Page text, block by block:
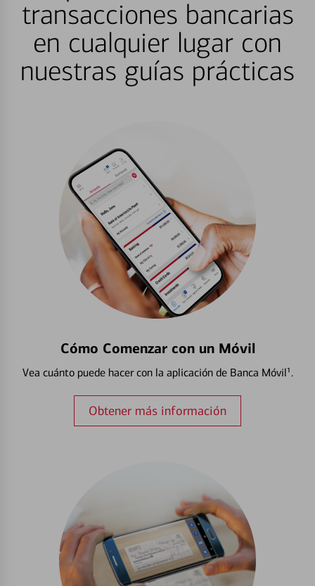
transacciones bancarias
en cualquier lugar con
nuestras guías prácticas
Cómo Comenzar con un Móvil
Vea cuánto puede hacer con la aplicación de Banca Móvil¹.
Obtener más información